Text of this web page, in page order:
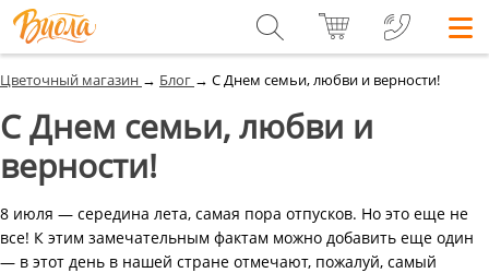
Цветочный магазин → Блог → C Днем семьи, любви и верности!
C Днем семьи, любви и
верности!
8 июля — середина лета, самая пора отпусков. Но это еще не
все! К этим замечательным фактам можно добавить еще один
— в этот день в нашей стране отмечают, пожалуй, самый